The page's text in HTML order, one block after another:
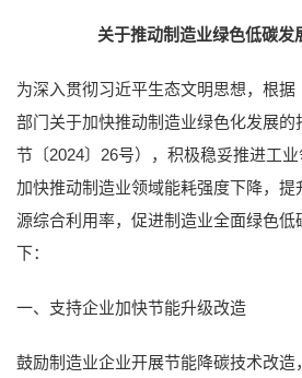
关于推动制造业绿色低碳发
为深入贯彻习近平生态文明思想，根
部门关于加快推动制造业绿色化发展
节〔2024〕26号），积极稳妥推进工业
加快推动制造业领域能耗强度下降，提
源综合利用率，促进制造业全面绿色低
下：
一、支持企业加快节能升级改造
鼓励制造业企业开展节能降碳技术改